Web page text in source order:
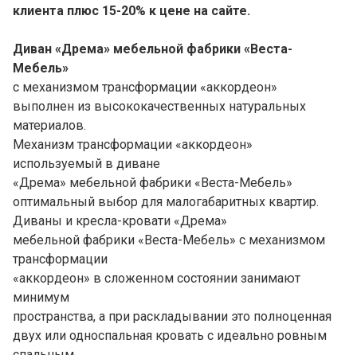
клиента плюс 15-20% к цене на сайте.
Диван «Дрема» мебельной фабрики «Веста-
Мебель»
с механизмом трансформации «аккордеон»
выполнен из высококачественных натуральных
материалов.
Механизм трансформации «аккордеон»
используемый в диване
«Дрема» мебельной фабрики «Веста-Мебель»
оптимальный выбор для малогабаритных квартир.
Диваны и кресла-кровати «Дрема»
мебельной фабрики «Веста-Мебель» с механизмом
трансформации
«аккордеон» в сложенном состоянии занимают
минимум
пространства, а при раскладывании это полноценная
двух или односпальная кровать с идеально ровным